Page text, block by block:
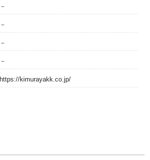
－
－
－
－
https://kimurayakk.co.jp/